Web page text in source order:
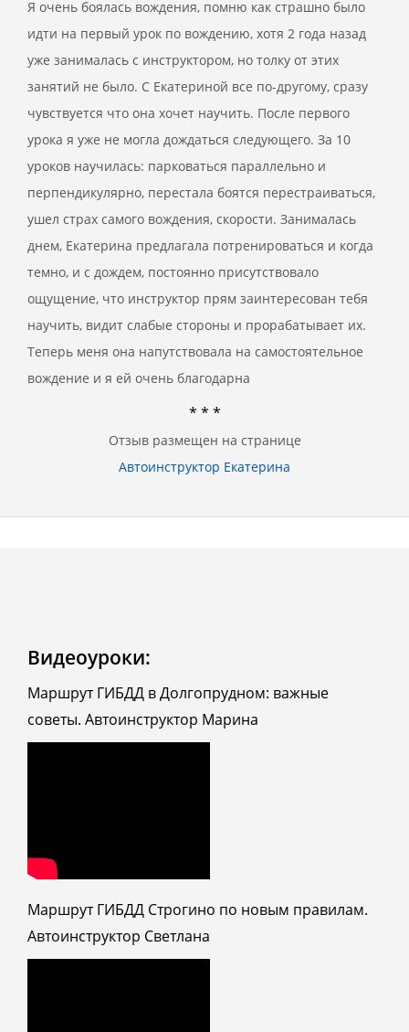
Я очень боялась вождения, помню как страшно было
идти на первый урок по вождению, хотя 2 года назад
уже занималась с инструктором, но толку от этих
занятий не было. С Екатериной все по-другому, сразу
чувствуется что она хочет научить. После первого
урока я уже не могла дождаться следующего. За 10
уроков научилась: парковаться параллельно и
перпендикулярно, перестала боятся перестраиваться,
ушел страх самого вождения, скорости. Занималась
днем, Екатерина предлагала потренироваться и когда
темно, и с дождем, постоянно присутствовало
ощущение, что инструктор прям заинтересован тебя
научить, видит слабые стороны и прорабатывает их.
Теперь меня она напутствовала на самостоятельное
вождение и я ей очень благодарна
* * *
Отзыв размещен на странице
Автоинструктор Екатерина
Видеоуроки:
Маршрут ГИБДД в Долгопрудном: важные
советы. Автоинструктор Марина
Маршрут ГИБДД Строгино по новым правилам.
Автоинструктор Светлана